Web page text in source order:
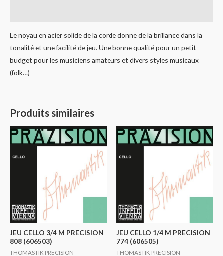
Le noyau en acier solide de la corde donne de la brillance dans la
tonalité et une facilité de jeu. Une bonne qualité pour un petit
budget pour les musiciens amateurs et divers styles musicaux
(folk…)
Produits similaires
JEU CELLO 3/4 M PRECISION
808 (606503)
THOMASTIK PRECISION
JEU CELLO 1/4 M PRECISION
774 (606505)
THOMASTIK PRECISION